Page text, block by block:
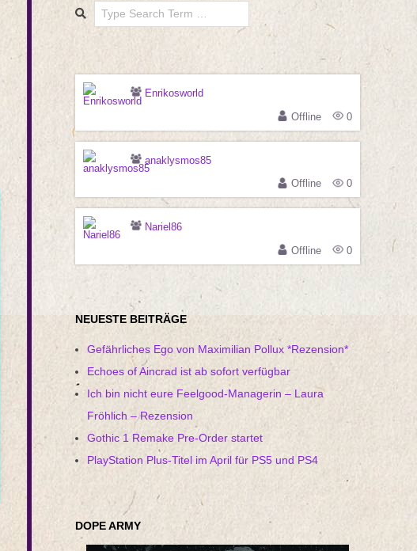
Search
Enrikosworld
Offline
0
anaklysmos85
Offline
0
Nariel86
Offline
0
NEUESTE BEITRÄGE
Gefährliches Ego von Maximilian Pollux *Rezension*
Echoes of Aincrad ist ab sofort verfügbar
Ich bin nicht eure Feelgood-Managerin – Laura
Fröhlich – Rezension
Gothic 1 Remake Pre-Order startet
PlayStation Plus-Titel im April für PS5 und PS4
DOPE ARMY